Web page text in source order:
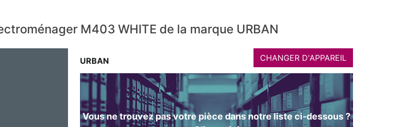
M403 WHITE de la marque URBAN
URBAN CHANGER D'APPAREIL
Vous ne trouvez pas votre pièce dans notre liste ci-dessous ?